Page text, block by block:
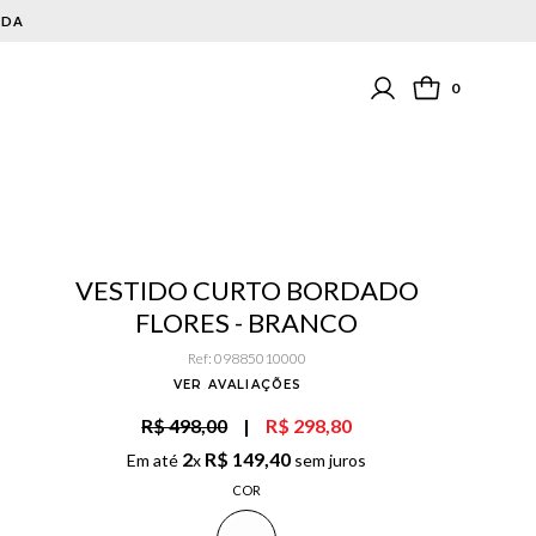
0
VESTIDO CURTO BORDADO
FLORES - BRANCO
Ref: 09885010000
VER AVALIAÇÕES
R$ 498,00 | R$ 298,80
Em até 2x R$ 149,40 sem juros
COR